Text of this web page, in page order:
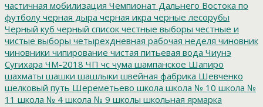
частичная мобилизация Чемпионат Дальнего Востока по
футболу черная дыра черная икра черные лесорубы
Черный куб черный список честные выборы честные и
чистые выборы четырехдневная рабочая неделя чиновник
чиновники чипирование чистая питьевая вода Чиунэ
Сугихара ЧМ-2018 ЧП чс чума шампанское Шапиро
шахматы шашки шашлыки швейная фабрика Шевченко
шелковый путь Шереметьево школа школа № 10 школа №
11 школа № 4 школа № 9 школы школьная ярмарка